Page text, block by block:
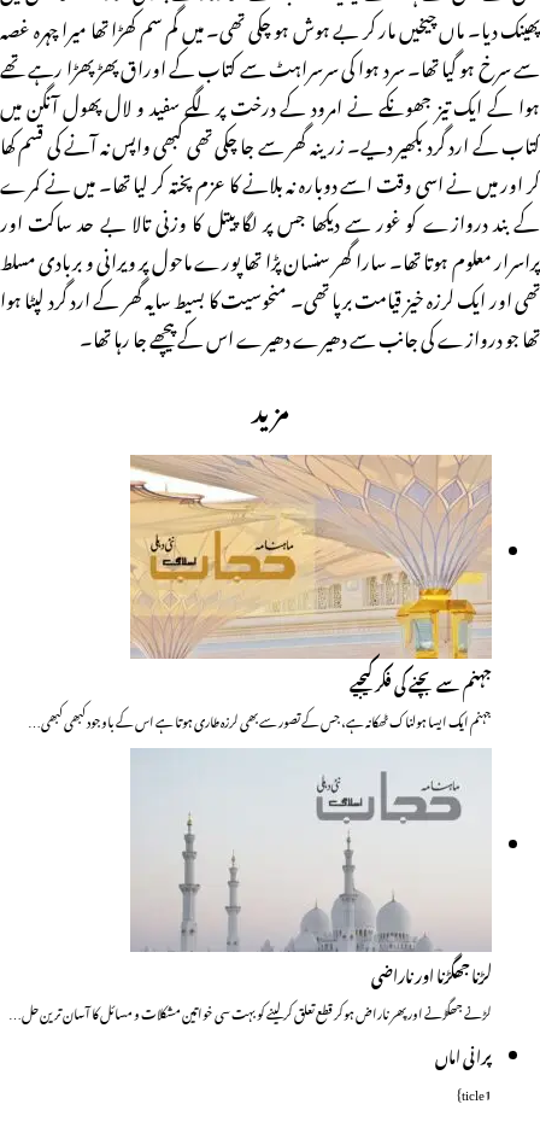
پھینک دیا۔ ماں چیخیں مار کر بے ہوش ہو چکی تھی۔ میں گم سم کھڑا تھا میرا چہرہ غصہ
سے سرخ ہو گیا تھا۔ سرد ہوا کی سرسراہٹ سے کتاب کے اوراق پھڑپھڑا رہے تھے
ہوا کے ایک تیز جھونکے نے امرود کے درخت پر لگے سفید و لال پھول آنگن میں
کتاب کے ارد گرد بکھیر دیے۔ زرینہ گھر سے جا چکی تھی کبھی واپس نہ آنے کی قسم کھا
کر اور میں نے اسی وقت اسے دوبارہ نہ بلانے کا عزم پختہ کر لیا تھا۔ میں نے کمرے
کے بند دروازے کو غور سے دیکھا جس پر لگا پیتل کا وزنی تالا بے حد ساکت اور
پراسرار معلوم ہوتا تھا۔ سارا گھر سنسان پڑا تھا پورے ماحول پر ویرانی و بربادی مسلط
تھی اور ایک لرزہ خیز قیامت برپا تھی۔ منحوسیت کا بسیط سایہ گھر کے ارد گرد لپٹا ہوا
تھا جو دروازے کی جانب سے دھیرے دھیرے اس کے پیچھے جا رہا تھا۔
مزید
جہنم سے بچنے کی فکر کیجیے
جہنم ایک ایسا ہولناک ٹھکانہ ہے، جس کے تصور سے بھی لرزہ طاری ہوتا ہے اس کے باوجود کبھی کبھی…
لڑنا جھگڑنا اور ناراضی
لڑنے جھگڑنے اور پھر ناراض ہوکر قطع تعلق کرلینے کو بہت سی خواتین مشکلات و مسائل کا آسان ترین حل…
پرانی اماں
ticle1}